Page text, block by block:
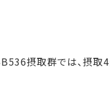
摂取群では、摂取4